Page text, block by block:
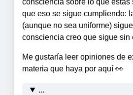
consciencia sobre lo que éstas
que eso se sigue cumpliendo:
(aunque no sea uniforme)
consciencia creo que sigue sin
Me gustaría leer opiniones de
materia que haya por aquí 👀
...